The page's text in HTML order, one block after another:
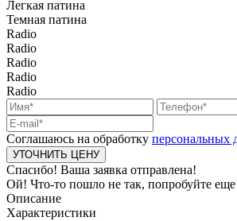
Легкая патина
Темная патина
Radio
Radio
Radio
Radio
Radio
Соглашаюсь на обработку персональных
Спасибо! Ваша заявка отправлена!
Ой! Что-то пошло не так, попробуйте еще
Описание
Характеристики